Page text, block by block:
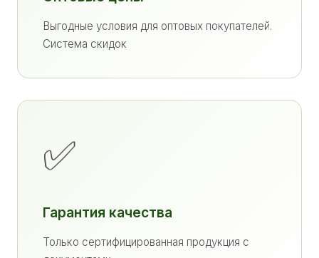
Выгодные условия для оптовых покупателей.
Система скидок
✅
Гарантия качества
Только сертифицированная продукция с